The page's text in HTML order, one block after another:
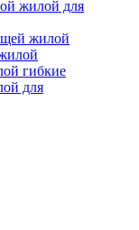
жилой для
жилой
гибкие
для